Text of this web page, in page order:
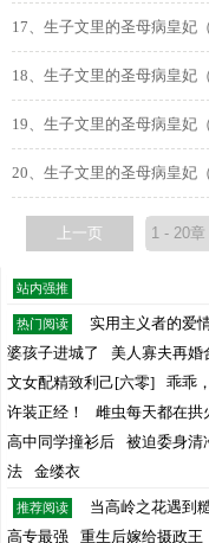
17、生子文里的圣母病皇妃（
18、生子文里的圣母病皇妃（
19、生子文里的圣母病皇妃（
20、生子文里的圣母病皇妃（
上一页
站内强推
热门阅读 实用主义者的爱
婆孩子进城了
美人寡夫再婚
文女配精致利己[六零]
乖乖
许装正经！
雌虫每天都在拱
高中同学撞衫后
被迫委身清
法
金缕衣
推荐阅读 当高岭之花遇到
高专最强
重生后嫁给摄政王